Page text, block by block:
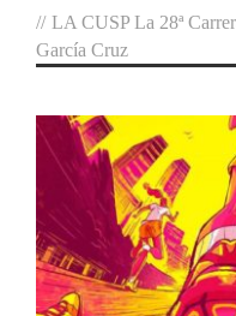
// LA CUSP La 28ª
García Cruz